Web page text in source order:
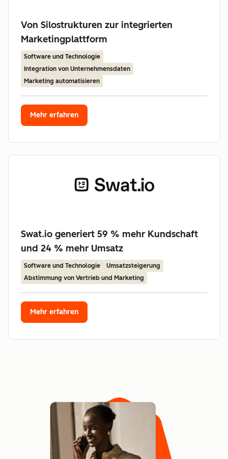
Von Silostrukturen zur integrierten
Marketingplattform
Software und Technologie
Integration von Unternehmensdaten
Marketing automatisieren
Mehr erfahren
Swat.io generiert 59 % mehr Kundschaft
und 24 % mehr Umsatz
Software und Technologie
Umsatzsteigerung
Abstimmung von Vertrieb und Marketing
Mehr erfahren